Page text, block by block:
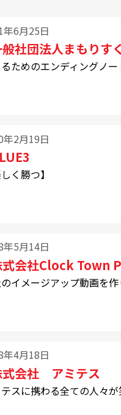
年6月25日
般社団法人まもりす
ためのエンディングノ
年2月19日
しく勝つ】
年5月14日
式会社Clock Town
イメージアップ動画を
年4月18日
式会社 アミテス
スに携わる全ての人々